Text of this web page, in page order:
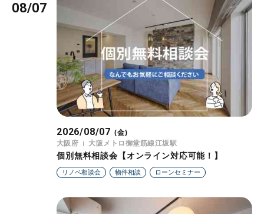
08/07
2026/08/07 (金)
大阪府
大阪メトロ御堂筋線江坂駅
個別無料相談会【オンライン対応可能！】
リノベ相談会 物件相談 ローンセミナー